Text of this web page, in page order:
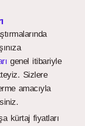
genel itibariyle
Sizlere
amacıyla
kürtaj fiyatları